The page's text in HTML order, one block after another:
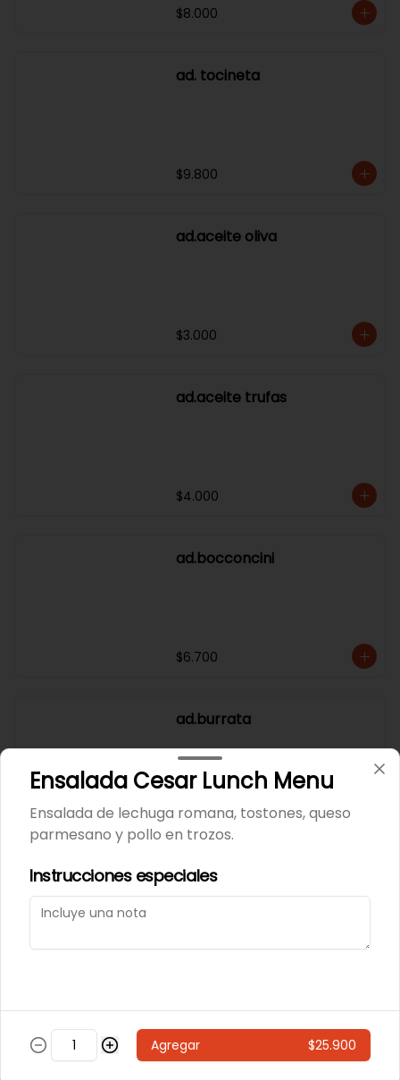
$8.000
ad. tocineta
$9.800
ad.aceite oliva
$3.000
ad.aceite trufas
$4.000
ad.bocconcini
$6.700
ad.burrata
$15.300
ad.hot honey
ad.jamon ahumado
Ensalada Cesar Lunch Menu
Ensalada de lechuga romana, tostones, queso
parmesano y pollo en trozos.
Instrucciones especiales
Agregar $25.900